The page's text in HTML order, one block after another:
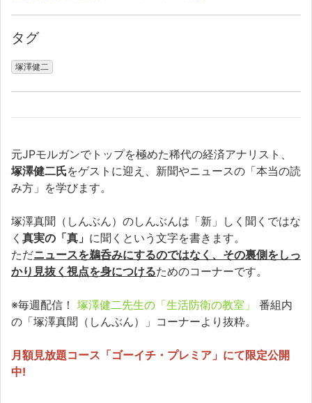
タグ
塚澤健二
元JPモルガンでトップを極めた稀代の経済アナリスト、
塚澤健二氏をゲストに迎え、新聞やニュースの「本当の読
み方」を学びます。
塚澤真聞（しんぶん）のしんぶんは「新」しく聞くではな
く 真実の「真」 に聞くという文字を書きます。
ただニュースを鵜呑みにするのではなく、その裏側をしっ
かり見抜く視点を身につけるためのコーナーです。
※毎週配信！ 塚澤健二先生の「生活防衛の教室」
番組内
の「塚澤真聞（しんぶん）」コーナーより抜粋。
月額見放題コース「ゴーイチ・プレミア」にて限定公開
中!